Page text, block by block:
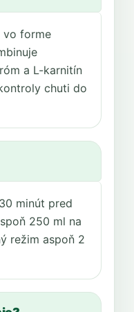
vo forme
a L-karnitín
chuti do
minút pred
250 ml na
režim aspoň 2